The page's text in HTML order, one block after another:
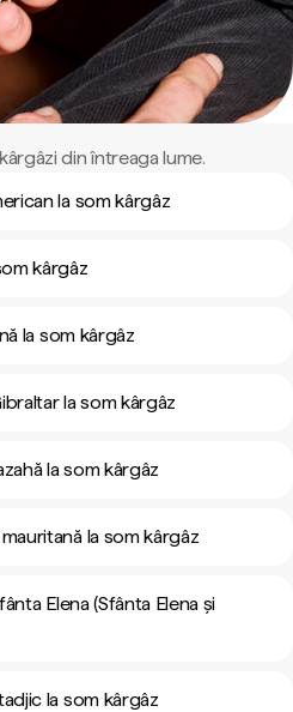
din întreaga lume.
la som kârgâz
kârgâz
la som kârgâz
la som kârgâz
la som kârgâz
la som kârgâz
Elena (Sfânta Elena și
la som kârgâz